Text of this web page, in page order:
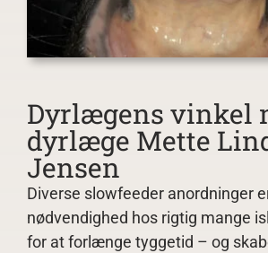
Annoncering
Kontakt
Dyrlægens vinkel
dyrlæge Mette
Jensen
Diverse slowfeeder anordninger
nødvendighed hos rigtig mange
for at forlænge tyggetid – og